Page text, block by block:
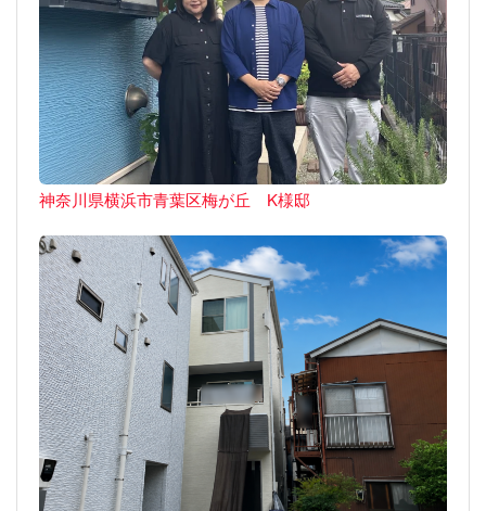
神奈川県横浜市青葉区梅が丘 K様邸